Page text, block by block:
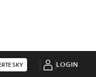
SKY LOGIN